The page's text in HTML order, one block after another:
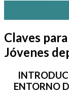
Claves
Jóvenes
ENTORNO